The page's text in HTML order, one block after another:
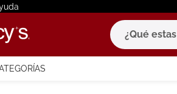
¿Qué estas